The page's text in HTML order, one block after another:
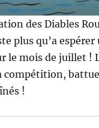
des Diables
plus qu’a
le mois de juillet !
compétition,
!